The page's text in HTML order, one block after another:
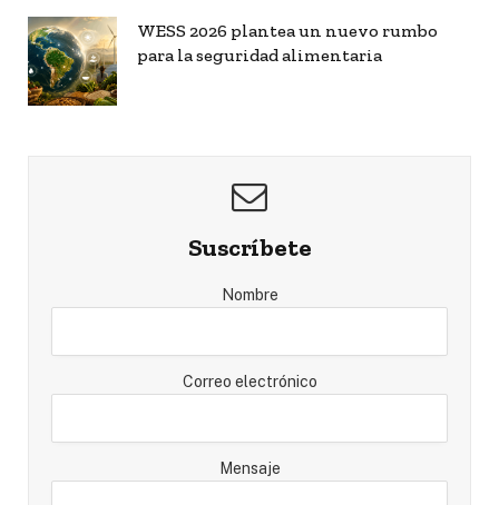
WESS 2026 plantea un nuevo rumbo
para la seguridad alimentaria
Suscríbete
Nombre
Correo electrónico
Mensaje